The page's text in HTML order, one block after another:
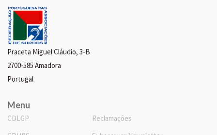
Praceta Miguel Cláudio, 3-B
2700-585 Amadora
Portugal
Menu
CDLGP
Reclamações